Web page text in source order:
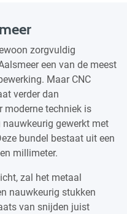
zorgvuldig
een van de meest
Maar CNC
verder dan
moderne techniek is
gewerkt met
bundel bestaat uit een
millimeter.
zal het metaal
nauwkeurig stukken
van snijden juist